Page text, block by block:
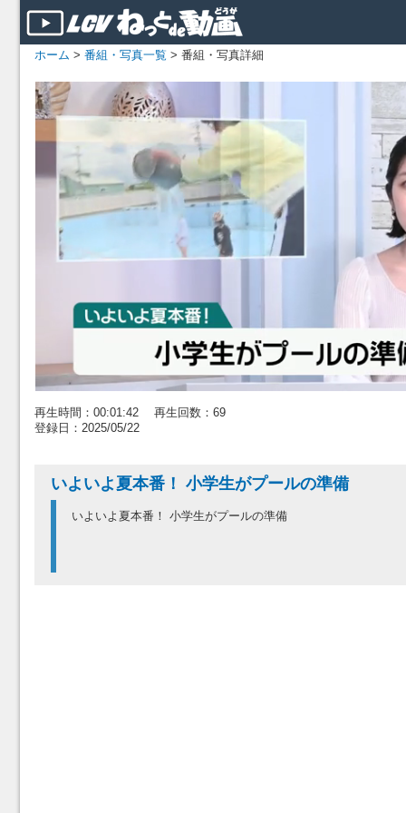
ホーム > 番組・写真一覧 > 番組・写真詳細
再生時間：00:01:42 再生回数：69
登録日：2025/05/22
いよいよ夏本番！ 小学生がプールの準備
いよいよ夏本番！ 小学生がプールの準備